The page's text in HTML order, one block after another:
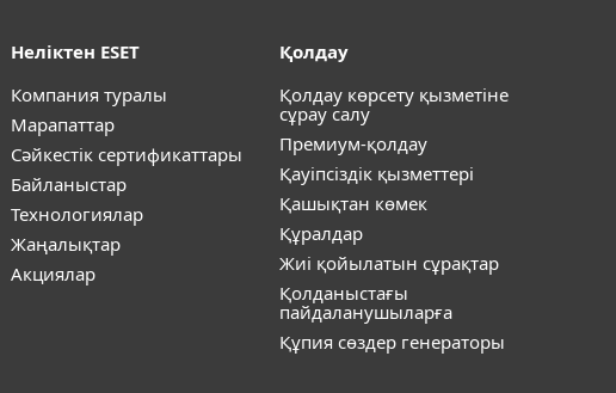
Неліктен ESET
Компания туралы
Марапаттар
Сәйкестік сертификаттары
Байланыстар
Технологиялар
Жаңалықтар
Акциялар
Қолдау
Қолдау көрсету қызметіне
сұрау салу
Премиум-қолдау
Қауіпсіздік қызметтері
Қашықтан көмек
Құралдар
Жиі қойылатын сұрақтар
Қолданыстағы
пайдаланушыларға
Құпия сөздер генераторы